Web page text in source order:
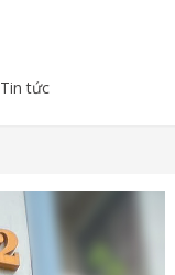
Tin tức